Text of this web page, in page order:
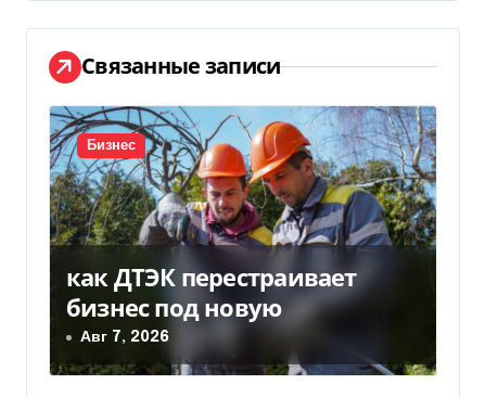
а
ц
и
я
п
о
з
а
п
Связанные записи
Бизнес
как ДТЭК перестраивает
бизнес под новую
Авг 7, 2026